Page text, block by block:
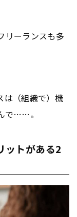
リーランスも多
は（組織で）機
で……。
ットがある2